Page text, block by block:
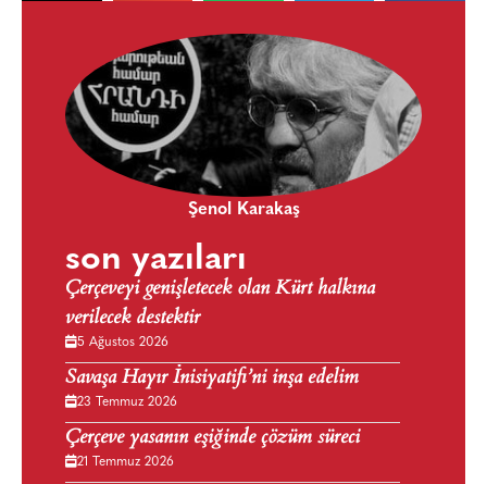
Şenol Karakaş
son yazıları
Çerçeveyi genişletecek olan Kürt halkına
verilecek destektir
5 Ağustos 2026
Savaşa Hayır İnisiyatifi’ni inşa edelim
23 Temmuz 2026
Çerçeve yasanın eşiğinde çözüm süreci
21 Temmuz 2026